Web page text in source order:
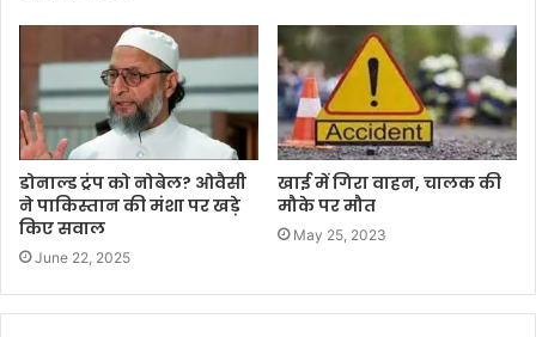
डोनाल्ड ट्रंप को नोबेल? ओवैसी
ने पाकिस्तान की मंशा पर खड़े
किए सवाल
June 22, 2025
खाई में गिरा वाहन, चालक की
मौके पर मौत
May 25, 2023